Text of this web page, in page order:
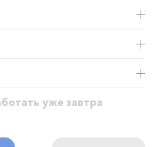
уже завтра